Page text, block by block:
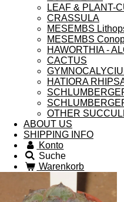
LEAF & PLANT-
CRASSULA
MESEMBS
MESEMBS
HAWORTHIA -
CACTUS
HATIORA
OTHER
ABOUT US
SHIPPING INFO
Konto
Suche
Warenkorb